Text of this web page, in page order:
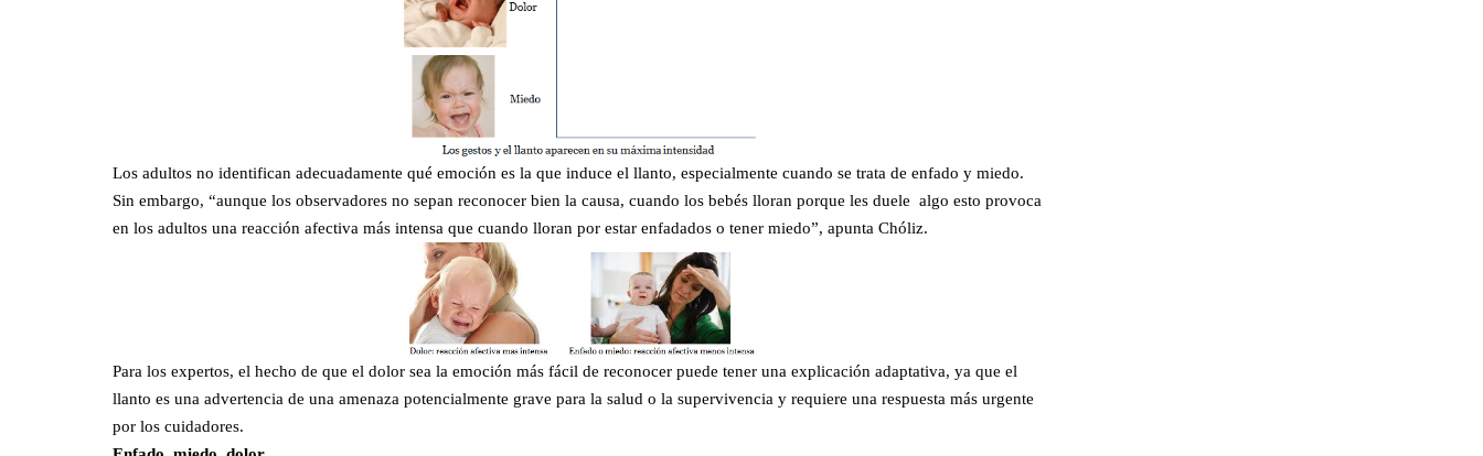
Los adultos no identifican adecuadamente qué emoción es la que induce el llanto, especialmente cuando se trata de enfado y miedo.
Sin embargo, “aunque los observadores no sepan reconocer bien la causa, cuando los bebés lloran porque les duele algo esto provoca
en los adultos una reacción afectiva más intensa que cuando lloran por estar enfadados o tener miedo”, apunta Chóliz.
Para los expertos, el hecho de que el dolor sea la emoción más fácil de reconocer puede tener una explicación adaptativa, ya que el
llanto es una advertencia de una amenaza potencialmente grave para la salud o la supervivencia y requiere una respuesta más urgente
por los cuidadores.